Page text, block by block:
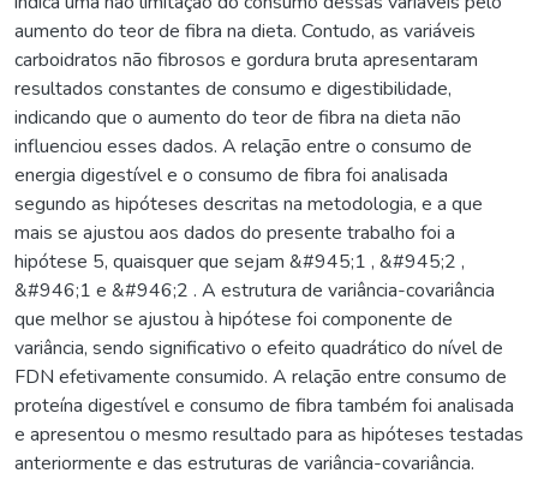
aumento do teor de fibra na dieta. Contudo, as variáveis
carboidratos não fibrosos e gordura bruta apresentaram
resultados constantes de consumo e digestibilidade,
indicando que o aumento do teor de fibra na dieta não
influenciou esses dados. A relação entre o consumo de
energia digestível e o consumo de fibra foi analisada
segundo as hipóteses descritas na metodologia, e a que
mais se ajustou aos dados do presente trabalho foi a
hipótese 5, quaisquer que sejam &#945;1 , &#945;2 ,
&#946;1 e &#946;2 . A estrutura de variância-covariância
que melhor se ajustou à hipótese foi componente de
variância, sendo significativo o efeito quadrático do nível de
FDN efetivamente consumido. A relação entre consumo de
proteína digestível e consumo de fibra também foi analisada
e apresentou o mesmo resultado para as hipóteses testadas
anteriormente e das estruturas de variância-covariância.